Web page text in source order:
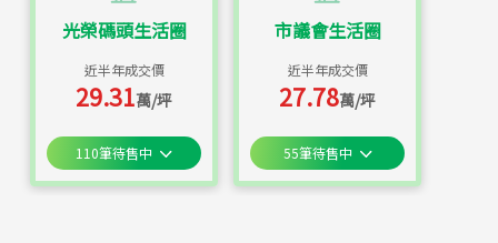
光榮碼頭生活圈
近半年成交價
29.31萬/坪
110筆待售中
市議會生活圈
近半年成交價
27.78萬/坪
55筆待售中